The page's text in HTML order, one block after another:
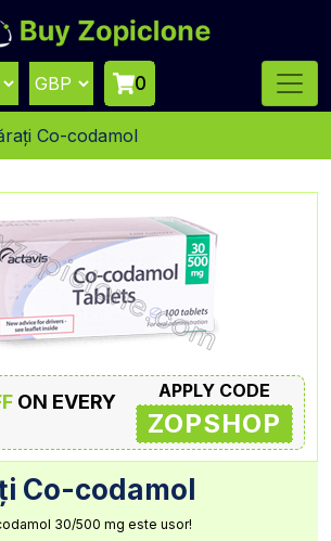
0
Co-codamol
ON EVERY
APPLY CODE
ZOPSHOP
Co-codamol
30/500 mg este usor!